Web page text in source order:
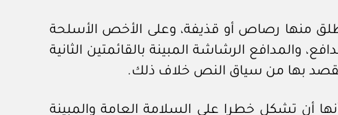
منها رصاص أو قذيفة، وعلى الأخص الأسلحة
الرشاشة المبينة بالقائمتين الثانية
لم يقصد بها من سياق النص خلاف ذلك.
أن تشكل خطرا على السلامة العامة والمبينة